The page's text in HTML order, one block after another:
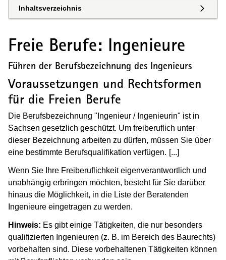
Inhaltsverzeichnis
Freie Berufe: Ingenieure
Führen der Berufsbezeichnung des Ingenieurs
Voraussetzungen und Rechtsformen
für die Freien Berufe
Die Berufsbezeichnung "Ingenieur / Ingenieurin" ist in
Sachsen gesetzlich geschützt. Um freiberuflich unter
dieser Bezeichnung arbeiten zu dürfen, müssen Sie über
eine bestimmte Berufsqualifikation verfügen. [...]
Wenn Sie Ihre Freiberuflichkeit eigenverantwortlich und
unabhängig erbringen möchten, besteht für Sie darüber
hinaus die Möglichkeit, in die Liste der Beratenden
Ingenieure eingetragen zu werden.
Hinweis: Es gibt einige Tätigkeiten, die nur besonders
qualifizierten Ingenieuren (z. B. im Bereich des Baurechts)
vorbehalten sind. Diese vorbehaltenen Tätigkeiten können